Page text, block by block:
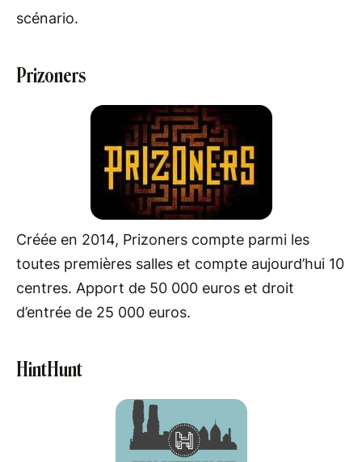
scénario.
Prizoners
Créée en 2014, Prizoners compte parmi les
toutes premières salles et compte aujourd’hui 10
centres. Apport de 50 000 euros et droit
d’entrée de 25 000 euros.
HintHunt